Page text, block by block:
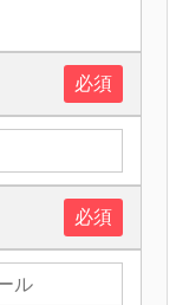
必須
必須